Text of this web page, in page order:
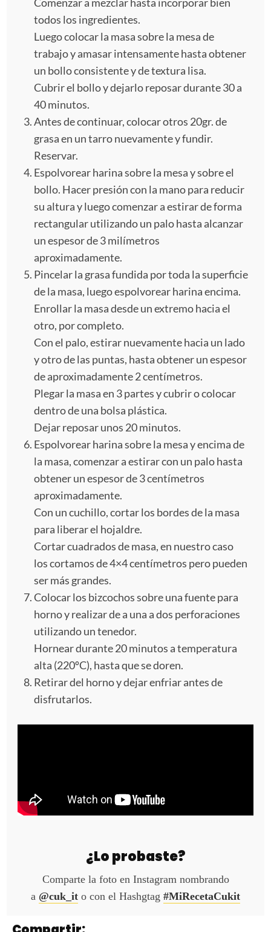
todos los ingredientes.
Luego colocar la masa sobre la mesa de
trabajo y amasar intensamente hasta obtener
un bollo consistente y de textura lisa.
Cubrir el bollo y dejarlo reposar durante 30 a
40 minutos.
Antes de continuar, colocar otros 20gr. de
grasa en un tarro nuevamente y fundir.
Reservar.
Espolvorear harina sobre la mesa y sobre el
bollo. Hacer presión con la mano para reducir
su altura y luego comenzar a estirar de forma
rectangular utilizando un palo hasta alcanzar
un espesor de 3 milímetros
aproximadamente.
Pincelar la grasa fundida por toda la superficie
de la masa, luego espolvorear harina encima.
Enrollar la masa desde un extremo hacia el
otro, por completo.
Con el palo, estirar nuevamente hacia un lado
y otro de las puntas, hasta obtener un espesor
de aproximadamente 2 centímetros.
Plegar la masa en 3 partes y cubrir o colocar
dentro de una bolsa plástica.
Dejar reposar unos 20 minutos.
Espolvorear harina sobre la mesa y encima de
la masa, comenzar a estirar con un palo hasta
obtener un espesor de 3 centímetros
aproximadamente.
Con un cuchillo, cortar los bordes de la masa
para liberar el hojaldre.
Cortar cuadrados de masa, en nuestro caso
los cortamos de 4×4 centímetros pero pueden
ser más grandes.
Colocar los bizcochos sobre una fuente para
horno y realizar de a una a dos perforaciones
utilizando un tenedor.
Hornear durante 20 minutos a temperatura
alta (220ºC), hasta que se doren.
Retirar del horno y dejar enfriar antes de
disfrutarlos.
¿Lo probaste?
Comparte la foto en Instagram nombrando
a @cuk_it o con el Hashgtag #MiRecetaCukit